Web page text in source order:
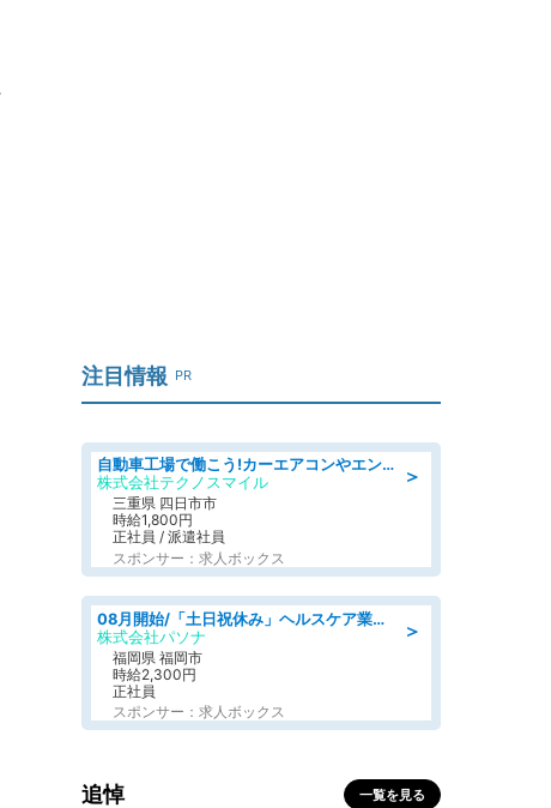
注目情報 PR
＞
自動車工場で働こう!カーエアコンやエンジンの製造・加工業務/寮完備 denso aichi
株式会社テクノスマイル
三重県 四日市市
時給1,800円
正社員 / 派遣社員
スポンサー：求人ボックス
＞
08月開始/「土日祝休み」ヘルスケア業界の産業保健師/高時給/未経験OK/要資格:保健師、正看護師
株式会社パソナ
福岡県 福岡市
時給2,300円
正社員
スポンサー：求人ボックス
追悼 一覧を見る